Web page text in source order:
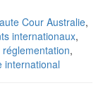
Cour Australie,
internationaux,
,
international